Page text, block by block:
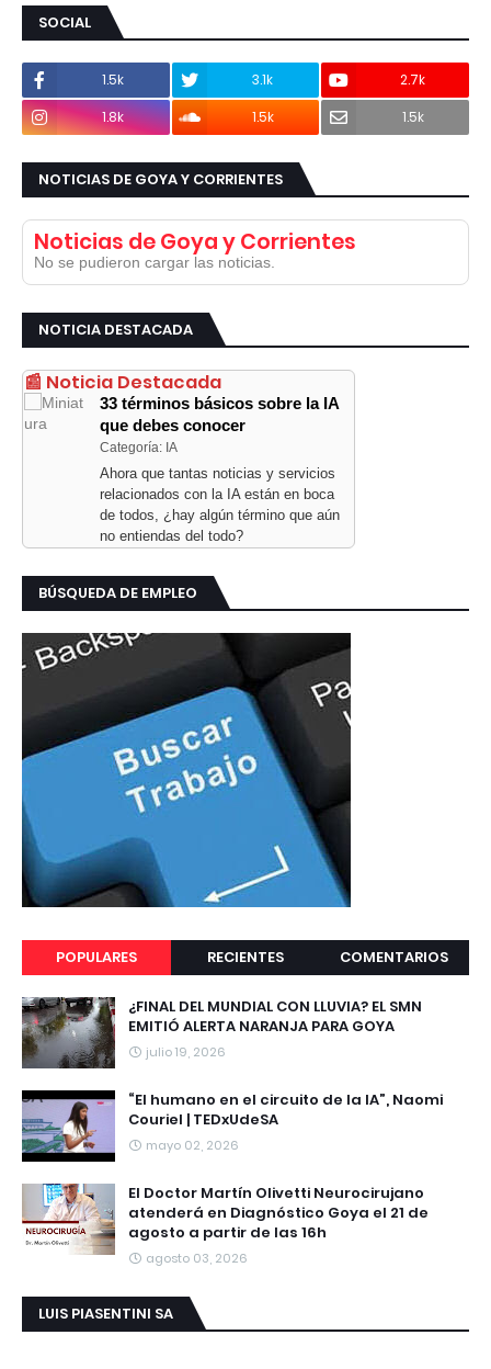
SOCIAL
1.5k 3.1k
2.7k
1.8k
1.5k 1.5k
NOTICIAS DE GOYA Y CORRIENTES
Noticias de Goya y Corrientes
No se pudieron cargar las noticias.
NOTICIA DESTACADA
📰 Noticia Destacada
33 términos básicos sobre la IA
que debes conocer
Categoría: IA
Ahora que tantas noticias y servicios
relacionados con la IA están en boca
de todos, ¿hay algún término que aún
no entiendas del todo?
BÚSQUEDA DE EMPLEO
POPULARES RECIENTES COMENTARIOS
¿FINAL DEL MUNDIAL CON LLUVIA? EL SMN
EMITIÓ ALERTA NARANJA PARA GOYA
julio 19, 2026
“El humano en el circuito de la IA”, Naomi
Couriel | TEDxUdeSA
mayo 02, 2026
El Doctor Martín Olivetti Neurocirujano
atenderá en Diagnóstico Goya el 21 de
agosto a partir de las 16h
agosto 03, 2026
LUIS PIASENTINI SA